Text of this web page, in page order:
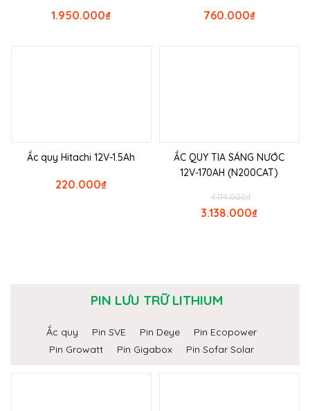
₫
1.950.000 ₫
760.000
Ắc quy Hitachi 12V-1.5Ah
₫
220.000
ẮC QUY TIA SÁNG NƯỚC
12V-170AH (N200CAT)
₫
4.114.000
₫
3.138.000
PIN LƯU TRỮ LITHIUM
Ắc quy Pin SVE Pin Deye
Pin Ecopower
Pin Growatt
Pin Gigabox Pin Sofar Solar